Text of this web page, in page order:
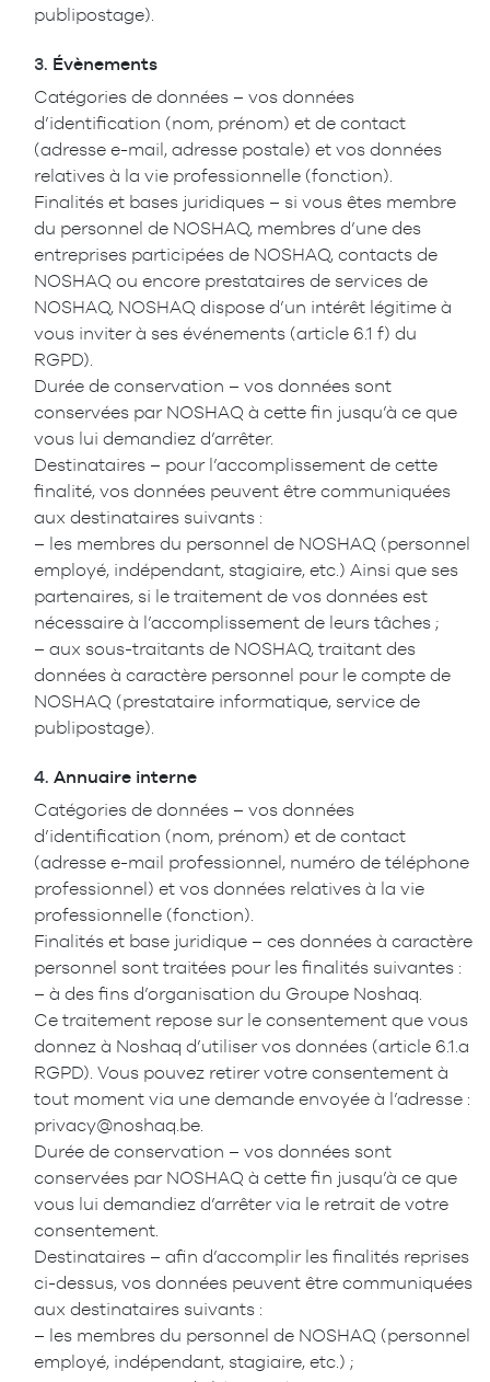
publipostage).
3. Évènements
Catégories de données – vos données
d’identification (nom, prénom) et de contact
(adresse e-mail, adresse postale) et vos données
relatives à la vie professionnelle (fonction).
Finalités et bases juridiques – si vous êtes membre
du personnel de NOSHAQ, membres d’une des
entreprises participées de NOSHAQ, contacts de
NOSHAQ ou encore prestataires de services de
NOSHAQ, NOSHAQ dispose d’un intérêt légitime à
vous inviter à ses événements (article 6.1 f) du
RGPD).
Durée de conservation – vos données sont
conservées par NOSHAQ à cette fin jusqu’à ce que
vous lui demandiez d’arrêter.
Destinataires – pour l’accomplissement de cette
finalité, vos données peuvent être communiquées
aux destinataires suivants :
– les membres du personnel de NOSHAQ (personnel
employé, indépendant, stagiaire, etc.) Ainsi que ses
partenaires, si le traitement de vos données est
nécessaire à l’accomplissement de leurs tâches ;
– aux sous-traitants de NOSHAQ, traitant des
données à caractère personnel pour le compte de
NOSHAQ (prestataire informatique, service de
publipostage).
4. Annuaire interne
Catégories de données – vos données
d’identification (nom, prénom) et de contact
(adresse e-mail professionnel, numéro de téléphone
professionnel) et vos données relatives à la vie
professionnelle (fonction).
Finalités et base juridique – ces données à caractère
personnel sont traitées pour les finalités suivantes :
– à des fins d’organisation du Groupe Noshaq.
Ce traitement repose sur le consentement que vous
donnez à Noshaq d’utiliser vos données (article 6.1.a
RGPD). Vous pouvez retirer votre consentement à
tout moment via une demande envoyée à l’adresse :
privacy@noshaq.be.
Durée de conservation – vos données sont
conservées par NOSHAQ à cette fin jusqu’à ce que
vous lui demandiez d’arrêter via le retrait de votre
consentement.
Destinataires – afin d’accomplir les finalités reprises
ci-dessus, vos données peuvent être communiquées
aux destinataires suivants :
– les membres du personnel de NOSHAQ (personnel
employé, indépendant, stagiaire, etc.) ;